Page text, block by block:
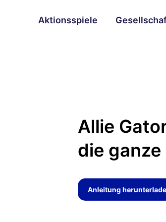
Aktionsspiele
Allie
die ganze
Anleitung